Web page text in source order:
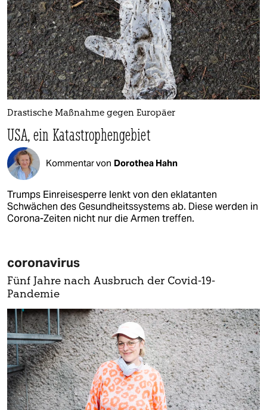
Drastische Maßnahme gegen Europäer
USA, ein Katastrophengebiet
Kommentar von Dorothea Hahn
Trumps Einreisesperre lenkt von den eklatanten
Schwächen des Gesundheitssystems ab. Diese werden in
Corona-Zeiten nicht nur die Armen treffen.
coronavirus
Fünf Jahre nach Ausbruch der Covid-19-
Pandemie